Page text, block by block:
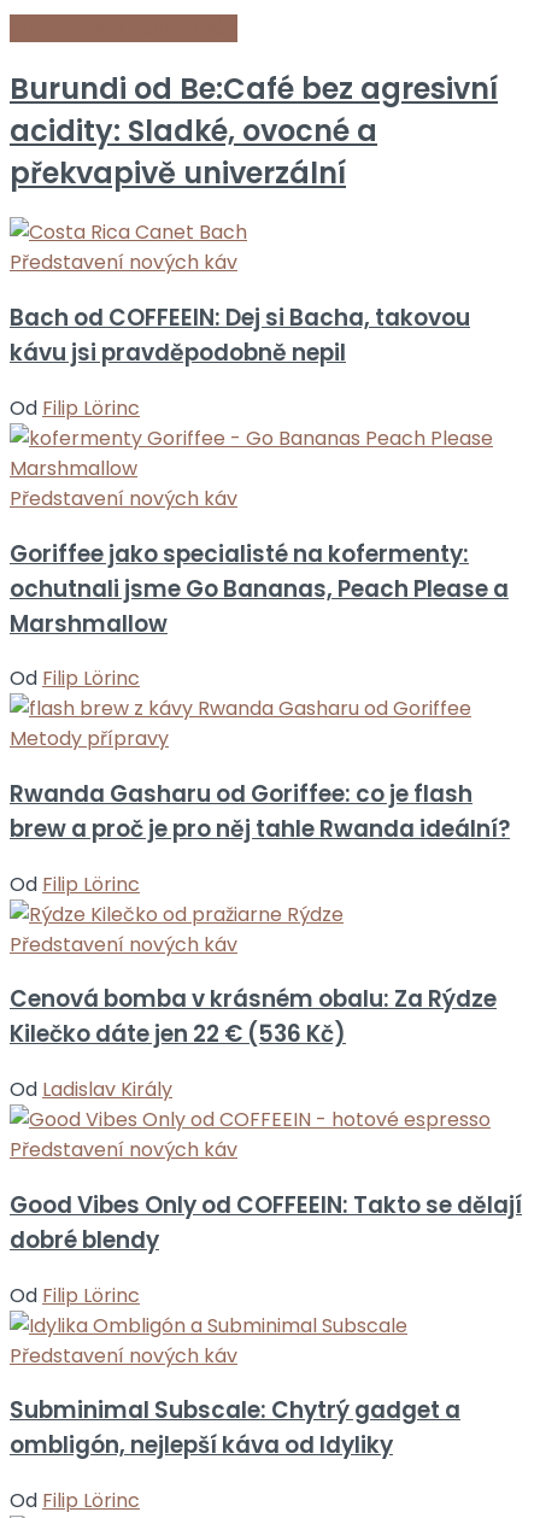
Burundi od Be:Café bez agresivní
acidity: Sladké, ovocné a
překvapivě univerzální
Představení nových káv
Bach od COFFEEIN: Dej si Bacha, takovou
kávu jsi pravděpodobně nepil
Od Filip Lörinc
Představení nových káv
Goriffee jako specialisté na kofermenty:
ochutnali jsme Go Bananas, Peach Please a
Marshmallow
Od Filip Lörinc
Metody přípravy
Rwanda Gasharu od Goriffee: co je flash
brew a proč je pro něj tahle Rwanda ideální?
Od Filip Lörinc
Představení nových káv
Cenová bomba v krásném obalu: Za Rýdze
Kilečko dáte jen 22 € (536 Kč)
Od Ladislav Király
Představení nových káv
Good Vibes Only od COFFEEIN: Takto se dělají
dobré blendy
Od Filip Lörinc
Představení nových káv
Subminimal Subscale: Chytrý gadget a
ombligón, nejlepší káva od Idyliky
Od Filip Lörinc